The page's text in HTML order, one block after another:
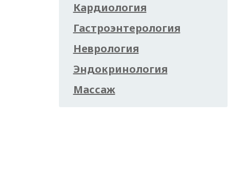
Кардиология
Гастроэнтерология
Неврология
Эндокринология
Массаж